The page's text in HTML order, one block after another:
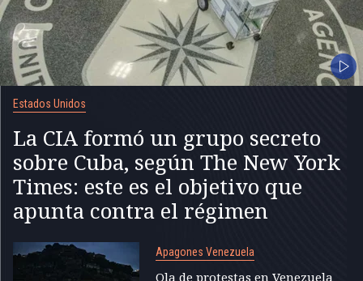
Estados Unidos
La CIA formó un grupo secreto
sobre Cuba, según The New York
Times: este es el objetivo que
apunta contra el régimen
Apagones Venezuela
Ola de protestas en Venezuela